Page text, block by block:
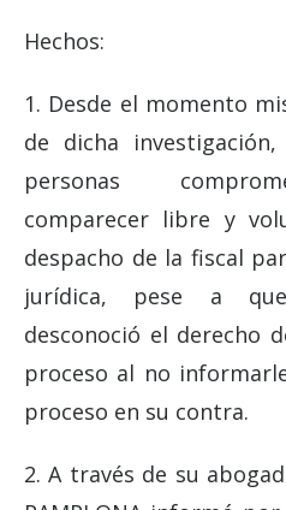
Hechos:
1. Desde el momento
de dicha
personas
comparecer libre y
despacho de la fiscal
jurídica, pese a
desconoció el derecho
proceso al no
proceso en su contra.
2. A través de su